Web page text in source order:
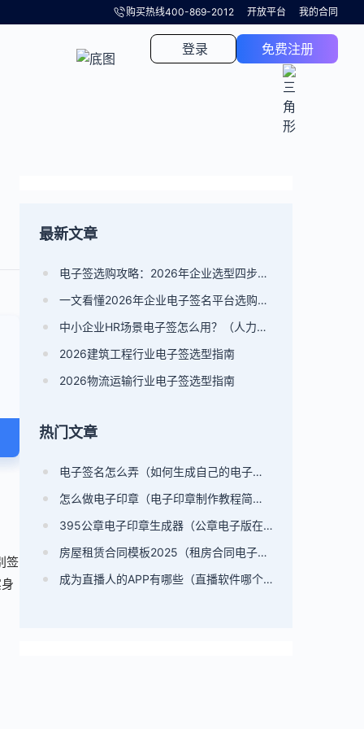
购买热线400-869-2012 开放平台 我的合同
登录 免费注册
签
最新文章
电子签选购攻略：2026年企业选型四步决策法
一文看懂2026年企业电子签名平台选购要点
中小企业HR场景电子签怎么用？（人力资源电子签平台选型指南）
2026建筑工程行业电子签选型指南
2026物流运输行业电子签选型指南
热门文章
电子签名怎么弄（如何生成自己的电子签名）
怎么做电子印章（电子印章制作教程简单）
395公章电子印章生成器（公章电子版在线制作）
房屋租赁合同模板2025（租房合同电子版）
成为直播人的APP有哪些（直播软件哪个比较好）